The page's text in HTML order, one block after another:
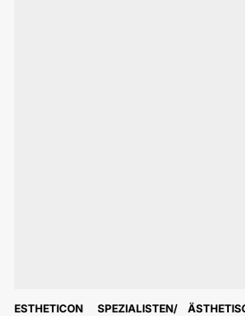
ESTHETICON SPEZIALISTEN